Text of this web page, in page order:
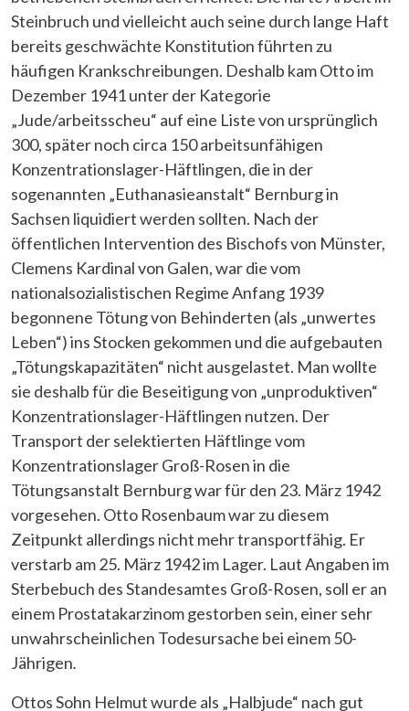
Steinbruch und vielleicht auch seine durch lange Haft
bereits geschwächte Konstitution führten zu
häufigen Krankschreibungen. Deshalb kam Otto im
Dezember 1941 unter der Kategorie
„Jude/arbeitsscheu“ auf eine Liste von ursprünglich
300, später noch circa 150 arbeitsunfähigen
Konzentrationslager-Häftlingen, die in der
sogenannten „Euthanasieanstalt“ Bernburg in
Sachsen liquidiert werden sollten. Nach der
öffentlichen Intervention des Bischofs von Münster,
Clemens Kardinal von Galen, war die vom
nationalsozialistischen Regime Anfang 1939
begonnene Tötung von Behinderten (als „unwertes
Leben“) ins Stocken gekommen und die aufgebauten
„Tötungskapazitäten“ nicht ausgelastet. Man wollte
sie deshalb für die Beseitigung von „unproduktiven“
Konzentrationslager-Häftlingen nutzen. Der
Transport der selektierten Häftlinge vom
Konzentrationslager Groß-Rosen in die
Tötungsanstalt Bernburg war für den 23. März 1942
vorgesehen. Otto Rosenbaum war zu diesem
Zeitpunkt allerdings nicht mehr transportfähig. Er
verstarb am 25. März 1942 im Lager. Laut Angaben im
Sterbebuch des Standesamtes Groß-Rosen, soll er an
einem Prostatakarzinom gestorben sein, einer sehr
unwahrscheinlichen Todesursache bei einem 50-
Jährigen.
Ottos Sohn Helmut wurde als „Halbjude“ nach gut